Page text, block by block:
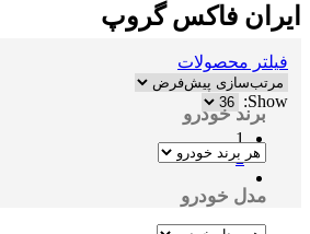
ایران فاکس گروپ
برند خودرو
مدل خودرو
فیلتر محصولات
Show:
1
2